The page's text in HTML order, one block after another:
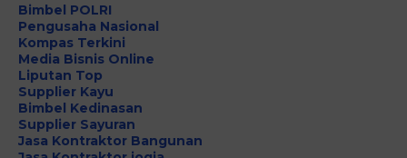
Bimbel POLRI
Pengusaha Nasional
Kompas Terkini
Media Bisnis Online
Liputan Top
Supplier Kayu
Bimbel Kedinasan
Supplier Sayuran
Jasa Kontraktor Bangunan